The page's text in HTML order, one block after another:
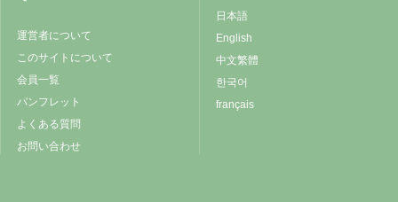
運営者について
このサイトについて
会員一覧
パンフレット
よくある質問
お問い合わせ
日本語
English
中文繁體
한국어
français